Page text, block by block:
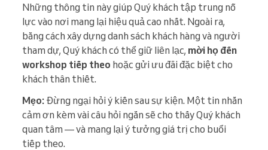
Những thông tin này giúp Quý khách tập trung nỗ
lực vào nơi mang lại hiệu quả cao nhất. Ngoài ra,
bằng cách xây dựng danh sách khách hàng và người
tham dự, Quý khách có thể giữ liên lạc, mời họ đến
workshop tiếp theo hoặc gửi ưu đãi đặc biệt cho
khách thân thiết.
Mẹo: Đừng ngại hỏi ý kiến sau sự kiện. Một tin nhắn
cảm ơn kèm vài câu hỏi ngắn sẽ cho thấy Quý khách
quan tâm — và mang lại ý tưởng giá trị cho buổi
tiếp theo.